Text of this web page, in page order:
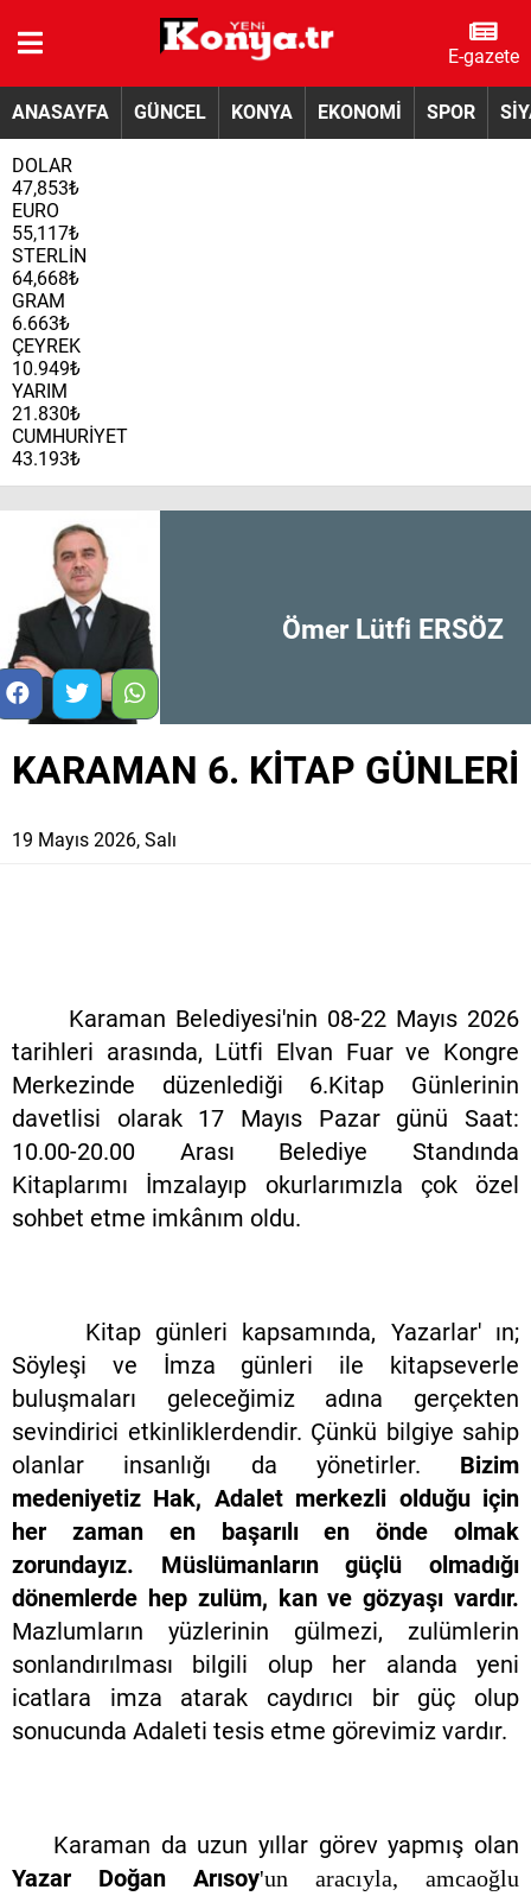
E-gazete
ANASAYFA GÜNCEL KONYA EKONOMİ SPOR
DOLAR
47,853₺
EURO
55,117₺
STERLİN
64,668₺
GRAM
6.663₺
ÇEYREK
10.949₺
YARIM
21.830₺
CUMHURİYET
43.193₺
Ömer Lütfi ERSÖZ
KARAMAN 6. KİTAP GÜNLERİ
19 Mayıs 2026, Salı
Karaman Belediyesi'nin 08-22 Mayıs 2026
tarihleri arasında, Lütfi Elvan Fuar ve Kongre
Merkezinde düzenlediği 6.Kitap Günlerinin
davetlisi olarak 17 Mayıs Pazar günü Saat:
10.00-20.00 Arası Belediye Standında
Kitaplarımı İmzalayıp okurlarımızla çok özel
sohbet etme imkânım oldu.
Kitap günleri kapsamında, Yazarlar' ın;
Söyleşi ve İmza günleri ile kitapseverle
buluşmaları geleceğimiz adına gerçekten
sevindirici etkinliklerdendir. Çünkü bilgiye sahip
olanlar insanlığı da yönetirler. Bizim
medeniyetiz Hak, Adalet merkezli olduğu için
her zaman en başarılı en önde olmak
zorundayız. Müslümanların güçlü olmadığı
dönemlerde hep zulüm, kan ve gözyaşı vardır.
Mazlumların yüzlerinin gülmezi, zulümlerin
sonlandırılması bilgili olup her alanda yeni
icatlara imza atarak caydırıcı bir güç olup
sonucunda Adaleti tesis etme görevimiz vardır.
Karaman da uzun yıllar görev yapmış olan
Yazar Doğan Arısoy'un aracıyla, amcaoğlu